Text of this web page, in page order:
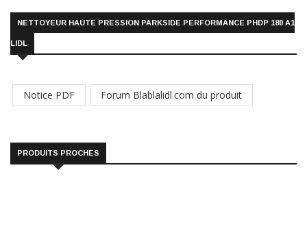
NETTOYEUR HAUTE PRESSION PARKSIDE PERFORMANCE PHDP 180 A1
LIDL
Notice PDF Forum Blablalidl.com du produit
PRODUITS PROCHES